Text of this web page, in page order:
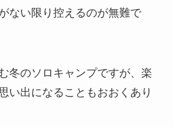
ない限り控えるのが無難で
冬のソロキャンプですが、楽
い出になることもおおくあり